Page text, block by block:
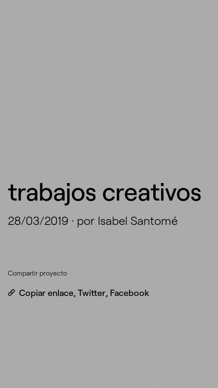
trabajos creativos
28/03/2019 · por Isabel Santomé
Compartir proyecto
Copiar enlace, Twitter, Facebook